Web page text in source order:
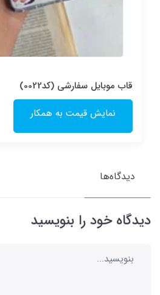
قاب موبایل سفارشی (کد0022)
نمایش قیمت به همکار
دیدگاه‌ها
دیدگاه خود را بنویسید